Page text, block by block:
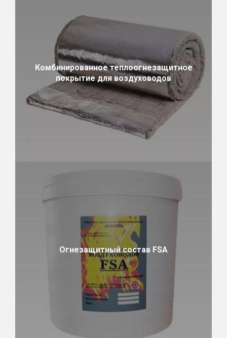
Комбинированное теплоогнезащитное
покрытие для воздуховодов
Огнезащитный состав FSA